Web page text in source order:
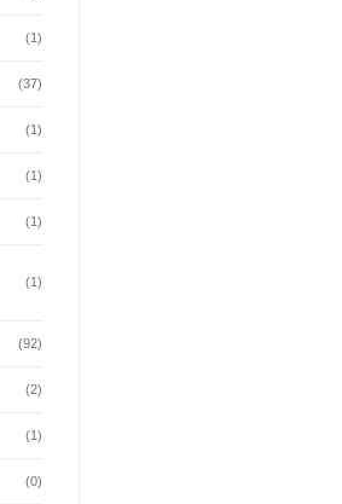
(1)
(37)
(1)
(1)
(1)
(1)
(92)
(2)
(1)
(0)